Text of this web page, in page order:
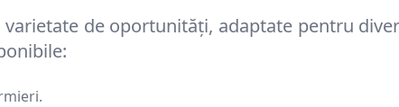
varietate de oportunități, adaptate pentru